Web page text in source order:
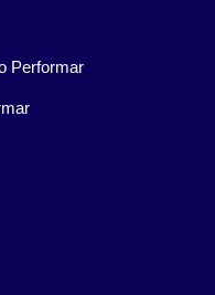
Performar